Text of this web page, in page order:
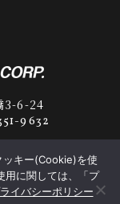
3-6-24
9632
ヤー行動規範
ッキー(Cookie)を使
用に関しては、「プ
イバシーポリシー